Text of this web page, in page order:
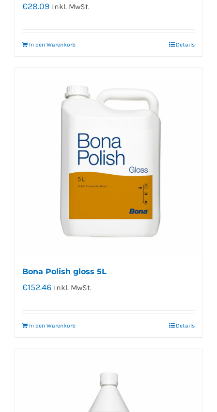
€28.09 inkl. MwSt.
In den Warenkorb Details
Bona Polish gloss 5L
€152.46 inkl. MwSt.
In den Warenkorb Details